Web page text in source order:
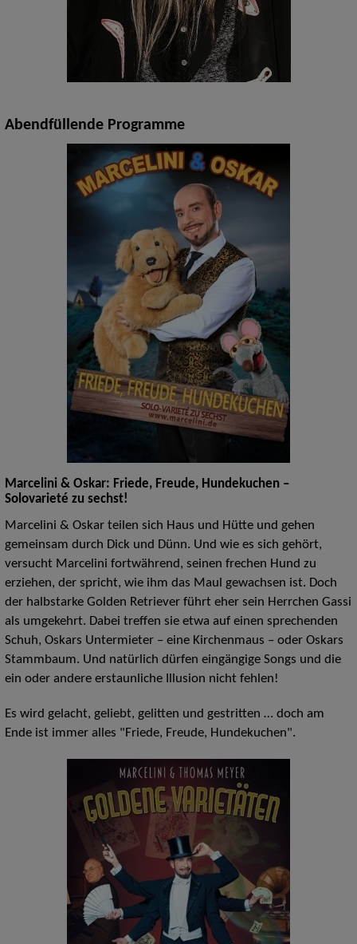
Abendfüllende Programme
Marcelini & Oskar: Friede, Freude, Hundekuchen –
Solovarieté zu sechst!
Marcelini & Oskar teilen sich Haus und Hütte und gehen
gemeinsam durch Dick und Dünn. Und wie es sich gehört,
versucht Marcelini fortwährend, seinen frechen Hund zu
erziehen, der spricht, wie ihm das Maul gewachsen ist. Doch
der halbstarke Golden Retriever führt eher sein Herrchen Gassi
als umgekehrt. Dabei treffen sie etwa auf einen sprechenden
Schuh, Oskars Untermieter – eine Kirchenmaus – oder Oskars
Stammbaum. Und natürlich dürfen eingängige Songs und die
ein oder andere erstaunliche Illusion nicht fehlen!
Es wird gelacht, geliebt, gelitten und gestritten … doch am
Ende ist immer alles "Friede, Freude, Hundekuchen".